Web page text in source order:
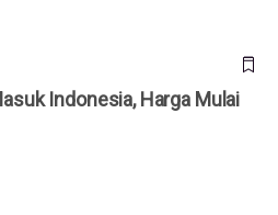
Indonesia, Harga Mulai